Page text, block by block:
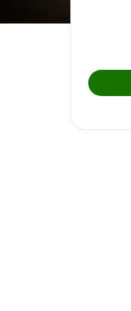
Curso Preparatório para o